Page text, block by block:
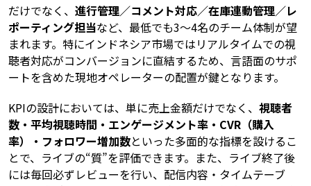
だけでなく、 進行管理／コメント対応／在庫連動管理／レ
ポーティング担当など、最低でも3〜4名のチーム体制が望
まれます。特にインドネシア市場ではリアルタイムでの視
聴者対応がコンバージョンに直結するため、言語面のサポ
ートを含めた現地オペレーターの配置が鍵となります。
KPIの設計においては、単に売上金額だけでなく、 視聴者
数・平均視聴時間・エンゲージメント率・CVR（購入
率）・フォロワー増加数といった多面的な指標を設けるこ
とで、ライブの“質”を評価できます。また、ライブ終了後
には毎回必ずレビューを行い、配信内容・タイムテーブ